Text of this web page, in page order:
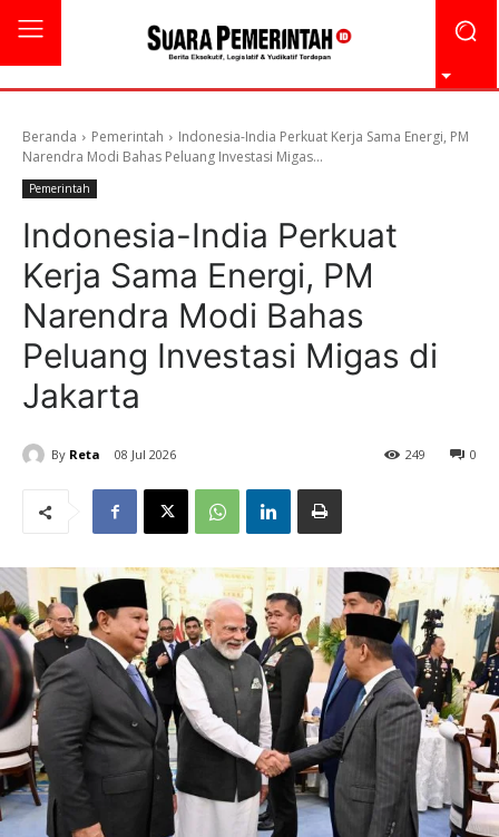
Beranda Pemerintah
Indonesia-India Perkuat Kerja Sama Energi, PM
Narendra Modi Bahas Peluang Investasi Migas...
Pemerintah
Indonesia-India Perkuat
Kerja Sama Energi, PM
Narendra Modi Bahas
Peluang Investasi Migas di
Jakarta
By Reta 08 Jul 2026 0
249